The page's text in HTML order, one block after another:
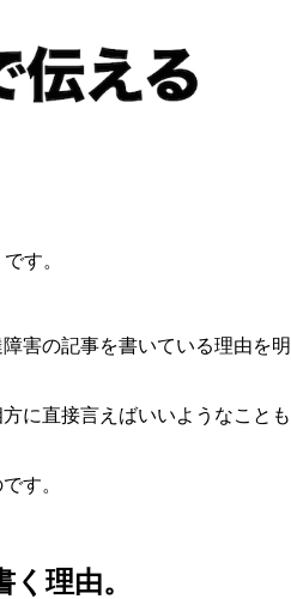
です。
害の記事を書いている理由を明
に直接言えばいいようなことも
す。
理由。